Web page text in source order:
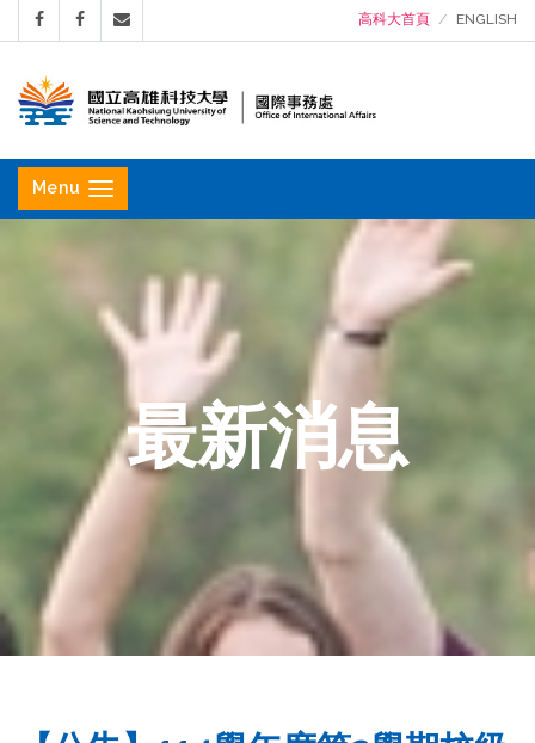
高科大首頁 ENGLISH
立
高
Menu
最新消息